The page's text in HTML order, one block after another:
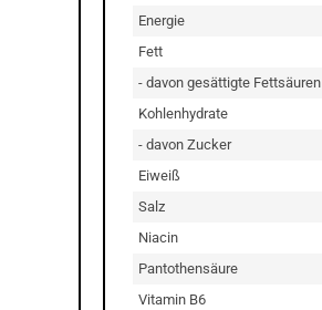
Energie
Fett
- davon gesättigte Fettsäuren
Kohlenhydrate
- davon Zucker
Eiweiß
Salz
Niacin
Pantothensäure
Vitamin B6